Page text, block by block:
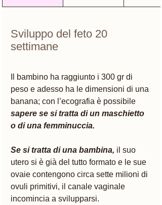
Sviluppo del feto 20
settimane
Il bambino ha raggiunto i 300 gr di
peso e adesso ha le dimensioni di una
banana; con l’ecografia è possibile
sapere se si tratta di un maschietto
o di una femminuccia.
Se si tratta di una bambina, il suo
utero si è già del tutto formato e le sue
ovaie contengono circa sette milioni di
ovuli primitivi, il canale vaginale
incomincia a svilupparsi.